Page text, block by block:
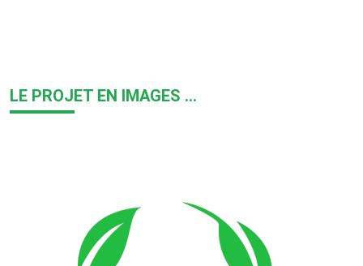
LE PROJET EN IMAGES ...